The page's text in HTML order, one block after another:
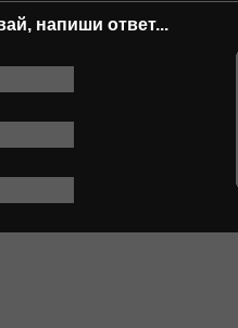
напиши ответ...